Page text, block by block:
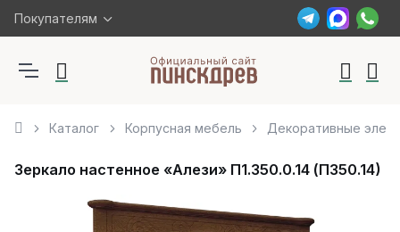
Покупателям
Каталог Корпусная мебель Декоративные
Зеркало настенное «Алези» П1.350.0.14 (П350.14)